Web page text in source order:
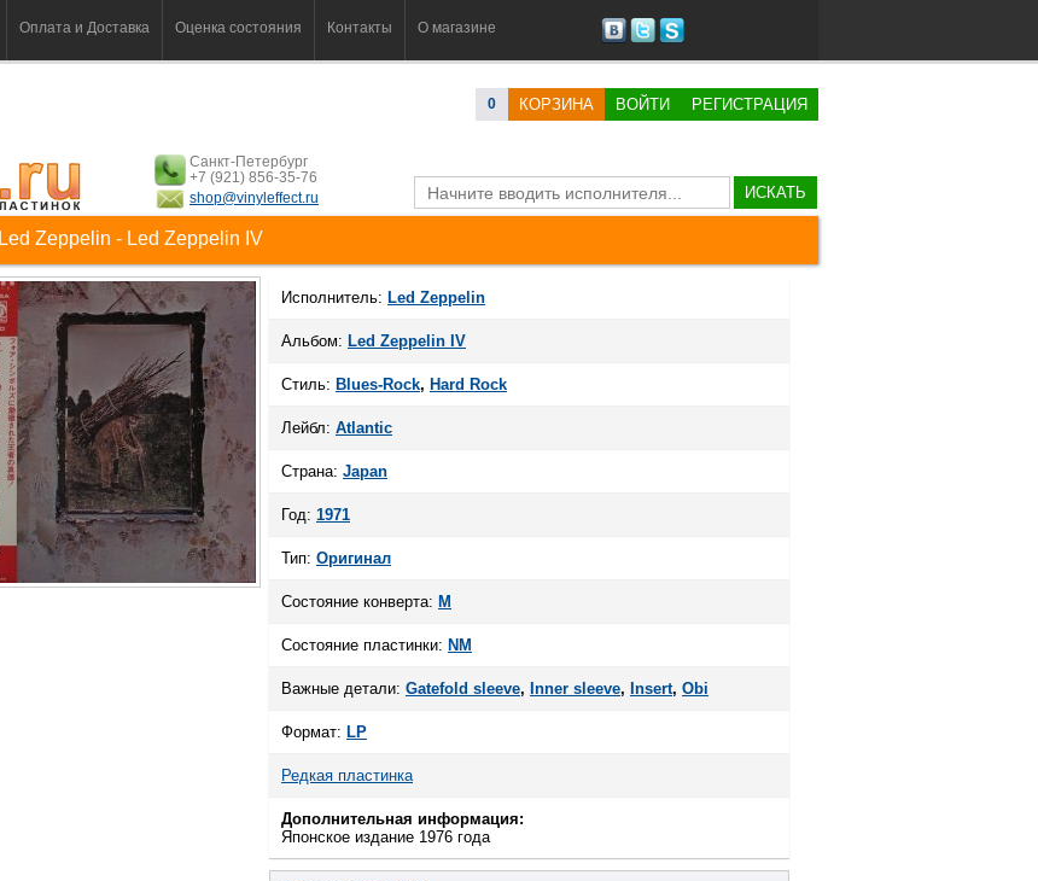
Оплата и Доставка Оценка состояния Контакты О магазине
0 КОРЗИНА ВОЙТИ РЕГИСТРАЦИЯ
Санкт-Петербург
+7 (921) 856-35-76
shop@vinyleffect.ru
ИСКАТЬ
Led Zeppelin - Led Zeppelin IV
Исполнитель: Led Zeppelin
Альбом: Led Zeppelin IV
Стиль: Blues-Rock, Hard Rock
Лейбл: Atlantic
Страна: Japan
Год: 1971
Тип: Оригинал
Состояние конверта: M
Состояние пластинки: NM
Важные детали: Gatefold sleeve, Inner sleeve, Insert, Оbi
Формат: LP
Редкая пластинка
Дополнительная информация:
Японское издание 1976 года